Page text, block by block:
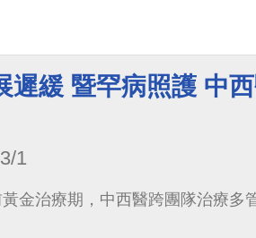
遲緩 暨罕病照護 中
1
金治療期，中西醫跨團隊治療多